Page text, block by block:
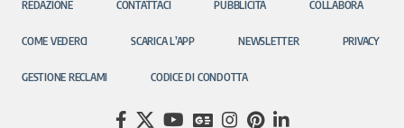
REDAZIONE CONTATTACI PUBBLICITÀ COLLABORA
COME VEDERCI SCARICA L’APP NEWSLETTER PRIVACY
GESTIONE RECLAMI CODICE DI CONDOTTA